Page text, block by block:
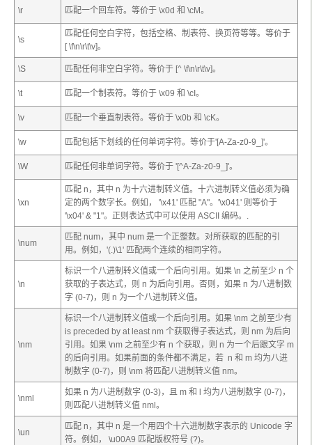
\r 匹配一个回车符。等价于 \x0d 和 \cM。
\s
匹配任何空白字符，包括空格、制表符、换页符等等。等价于
[ \f\n\r\t\v]。
\S 匹配任何非空白字符。等价于 [^ \f\n\r\t\v]。
\t 匹配一个制表符。等价于 \x09 和 \cI。
\v 匹配一个垂直制表符。等价于 \x0b 和 \cK。
\w 匹配包括下划线的任何单词字符。等价于'[A-Za-z0-9_]'。
\W 匹配任何非单词字符。等价于 '[^A-Za-z0-9_]'。
\xn
匹配 n ，其中 n 为十六进制转义值。十六进制转义值必须为确
定的两个数字长。例如， '\x41' 匹配 "A"。'\x041' 则等价于
'\x04' & "1"。正则表达式中可以使用 ASCII 编码。.
\num
匹配 num，其中 num 是一个正整数。对所获取的匹配的引
用。例如，'(.)\1' 匹配两个连续的相同字符。
\n
标识一个八进制转义值或一个后向引用。如果 \n 之前至少 n 个
获取的子表达式，则 n 为后向引用。否则，如果 n 为八进制数
字 (0-7)，则 n 为一个八进制转义值。
\nm
标识一个八进制转义值或一个后向引用。如果 \nm 之前至少有
is preceded by at least nm 个获取得子表达式，则 nm 为后向
引用。如果 \nm 之前至少有 n 个获取，则 n 为一个后跟文字 m
的后向引用。如果前面的条件都不满足，若 n 和 m 均为八进
制数字 (0-7)，则 \nm 将匹配八进制转义值 nm。
\nml
如果 n 为八进制数字 (0-3)，且 m 和 l 均为八进制数字 (0-7)，
则匹配八进制转义值 nml。
\un
匹配 n ，其中 n 是一个用四个十六进制数字表示的 Unicode 字
符。例如， \u00A9 匹配版权符号 (?)。